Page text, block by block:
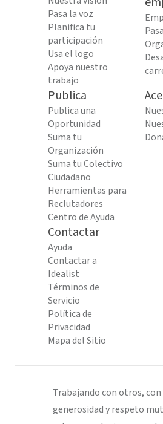
Pasa la voz
Planifica tu
participación
Usa el logo
Apoya nuestro
trabajo
Publica
Publica una
Oportunidad
Suma tu
Organización
Suma tu Colectivo
Ciudadano
Herramientas para
Reclutadores
Centro de Ayuda
Contactar
Ayuda
Contactar a
Idealist
Términos de
Servicio
Política de
Privacidad
Mapa del Sitio
Trabajando con otros,
generosidad y respeto